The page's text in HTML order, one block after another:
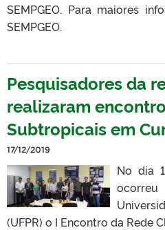
SEMPGEO. Para maiores
SEMPGEO.
Pesquisadores da
realizaram
Subtropicais em
17/12/2019
No dia
(UFPR) o I Encontro da Rede